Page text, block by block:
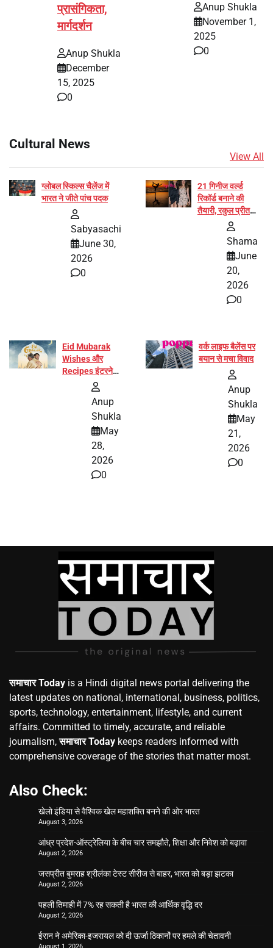
प्रासंगिकता,
मार्गदर्शन
Anup Shukla
December
15, 2025
0
Anup Shukla
November 1,
2025
0
Cultural News
View All
ग्लोबल स्किल्स चैलेंज में
भारत ने जीते पांच पदक
Sabyasachi
June 30,
2026
0
21 गिनीज वर्ल्ड
रिकॉर्ड बनाने की
तैयारी, रकुल प्रीत
और प्रज्ञा जायसवाल
बनीं योग अभियान का
Shama
June
20,
2026
0
Eid Mubarak
Wishes और
Recipes इंटरनेट
पर हुईं वायरल
Anup
Shukla
May
28,
2026
0
वर्क लाइफ बैलेंस पर
बयान से मचा विवाद
Anup
Shukla
May
21,
2026
0
समाचार Today is a Hindi digital news portal delivering the
latest updates on national, international, business, politics,
sports, technology, entertainment, lifestyle, and current
affairs. Committed to timely, accurate, and reliable
journalism,समाचार Today keeps readers informed with
comprehensive coverage of the stories that matter most.
Also Check:
खेलो इंडिया से वैश्विक खेल महाशक्ति बनने की ओर भारत
August 3, 2026
आंध्र प्रदेश-ऑस्ट्रेलिया के बीच चार समझौते, शिक्षा और निवेश को बढ़ावा
August 2, 2026
जसप्रीत बुमराह श्रीलंका टेस्ट सीरीज से बाहर, भारत को बड़ा झटका
August 2, 2026
पहली तिमाही में 7% रह सकती है भारत की आर्थिक वृद्धि दर
August 2, 2026
ईरान ने अमेरिका-इजरायल को दी ऊर्जा ठिकानों पर हमले की चेतावनी